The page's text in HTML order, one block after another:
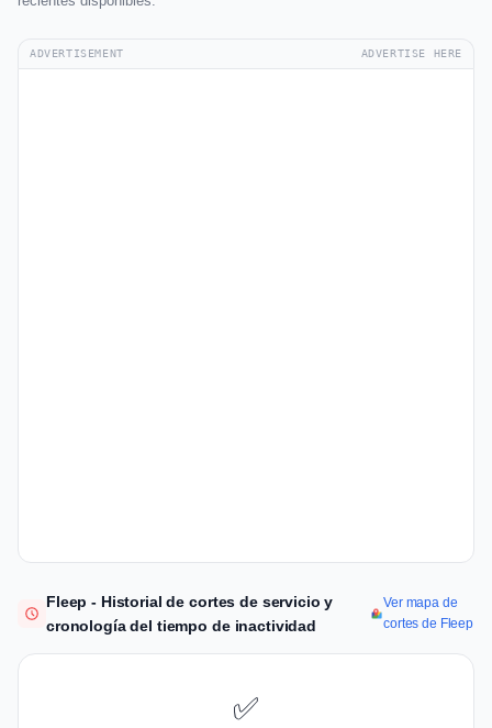
ADVERTISEMENT ADVERTISE HERE
Fleep - Historial de cortes de servicio y
cronología del tiempo de inactividad
Ver mapa de
cortes de Fleep
✅